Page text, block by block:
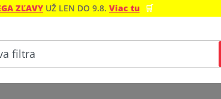
ZĽAVY UŽ LEN DO 9.8. Viac tu 🛒